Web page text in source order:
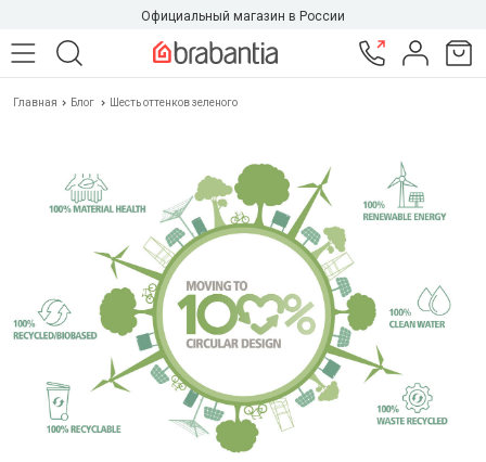
Официальный магазин в России
Главная Блог Шесть оттенков зеленого